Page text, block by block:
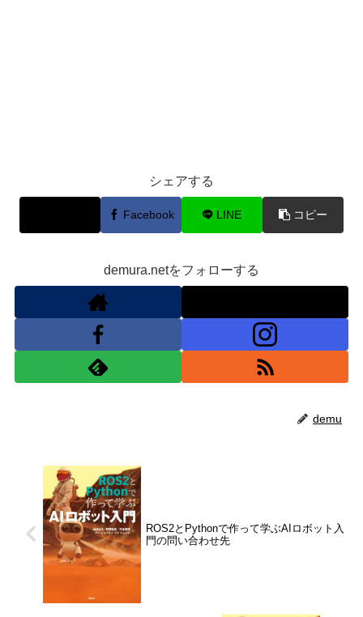
シェアする
Facebook LINE コピー
demura.netをフォローする
demu
ROS2とPythonで作って学ぶAIロボット入
門の問い合わせ先